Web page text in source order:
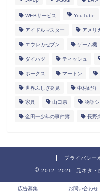
WEBサービス YouTube
アイドルマスター アメリ
エウレカセブン ゲーム機
ダイハツ ティッシュ
ホークス マートン
世界ふしぎ発見 中村紀洋
家具 山口県 物語
金田一少年の事件簿 長野
プライバシー
2012–2026 元ネタ・
広告募集 お問い合わせ